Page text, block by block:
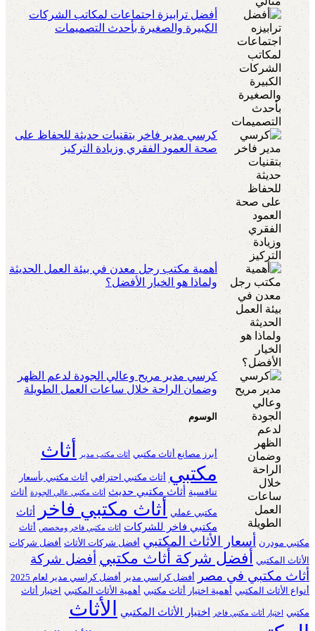
أفضل ترابيزة اجتماعات لمكاتب الشركات
الكبيرة والصغيرة بأحدث التصميمات
كرسي مدير فاخر بتقنيات حديثة للحفاظ على
صحة العمود الفقري وزيادة التركيز
أهمية مكتب رجل معدن في بيئة العمل الحديثة
ولماذا هو الخيار الأفضل؟
كرسي مدير مريح وعالي الجودة لدعم الظهر
وضمان الراحة خلال ساعات العمل الطويلة
الوسوم
أبرز مصانع أثاث مكتبي أثاث مكتب مدير
أثاث
مكتبي أثاث مكتبي احترافي أثاث مكتبي بأسعار
تنافسية أثاث مكتبي حديث أثاث مكتبي عالي الجودة أثاث
مكتبي عملي
أثاث مكتبي فاخر أثاث
مكتبي فاخر للشركات
أثاث مكتبي فاخر ومخصص أثاث
مكتبي مودرن أسعار الأثاث المكتبي أفضل شركات الأثاث أفضل شركات
الأثاث المكتبي أفضل شركة أثاث مكتبي أفضل شركة
أثاث مكتبي في مصر
أفضل كراسي مدير أفضل كراسي مدير لعام 2025
أنواع الأثاث المكتبي أهمية اختيار أثاث مكتبي أهمية الأثاث المكتبي اختيار أثاث
مكتبي اختيار أثاث مكتبي فاخر اختيار الأثاث المكتبي
الأثاث